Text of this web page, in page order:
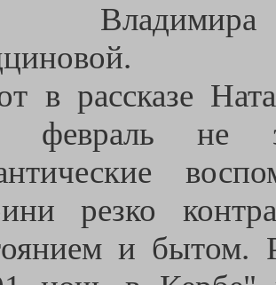
в рассказе
февраль не
резко
и бытом.